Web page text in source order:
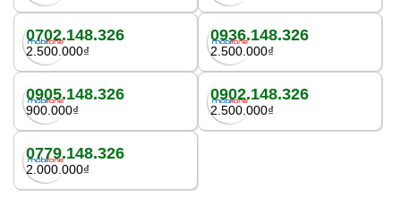
0702.148.326
2.500.000₫
0936.148.326
2.500.000₫
0905.148.326
900.000₫
0902.148.326
2.500.000₫
0779.148.326
2.000.000₫